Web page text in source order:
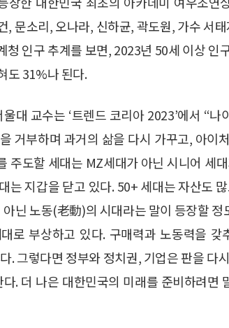
, 문소리, 오나라, 신하균, 곽도원, 가수 서
청 인구 추계를 보면, 2023년 50세 이상 인
도 31%나 된다.
대 교수는 ‘트렌드 코리아 2023’에서 “나
거부하며 과거의 삶을 다시 가꾸고, 아이
주도할 세대는 MZ세대가 아닌 시니어 세
는 지갑을 닫고 있다. 50+ 세대는 자산도
닌 노동(老動)의 시대라는 말이 등장할 정
로 부상하고 있다. 구매력과 노동력을 갖
. 그렇다면 정부와 정치권, 기업은 판을 다
. 더 나은 대한민국의 미래를 준비하려면